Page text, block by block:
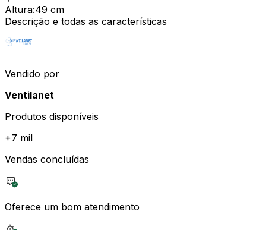
Altura:49 cm
Descrição e todas as características
Vendido por
Ventilanet
Produtos disponíveis
+7 mil
Vendas concluídas
Oferece um bom atendimento